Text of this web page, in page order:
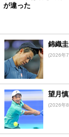
が違った
錦織
(2026年
望月
(2026年